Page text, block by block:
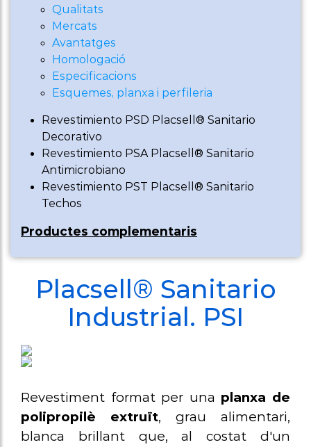
parets,
sanitari
Perfil U
ancoratge a
terra
Qualitats
Mercats
Avantatges
Homologació
Especificacions
Esquemes, planxa i perfileria
Revestimiento PSD Placsell® Sanitario
Decorativo
Revestimiento PSA Placsell® Sanitario
Antimicrobiano
Revestimiento PST Placsell® Sanitario
Techos
Productes complementaris
Placsell® Sanitario
Industrial. PSI
Revestiment format per una planxa de
polipropilè extruït, grau alimentari,
blanca brillant que, al costat d'un